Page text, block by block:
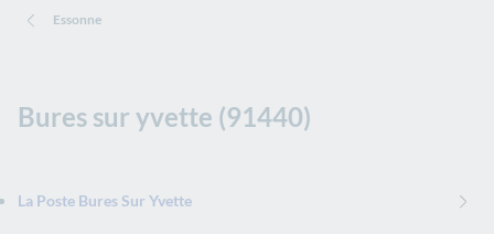
Essonne
Bures sur yvette (91440)
La Poste Bures Sur Yvette